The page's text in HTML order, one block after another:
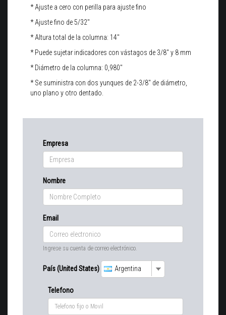
* Ajuste a cero con perilla para ajuste fino
* Ajuste fino de 5/32"
* Altura total de la columna: 14"
* Puede sujetar indicadores con vástagos de 3/8" y 8 mm
* Diámetro de la columna: 0,980"
* Se suministra con dos yunques de 2-3/8" de diámetro,
uno plano y otro dentado.
Empresa
Nombre
Email
Ingrese su cuenta de correo electrónico.
País (United States) Argentina
Telefono